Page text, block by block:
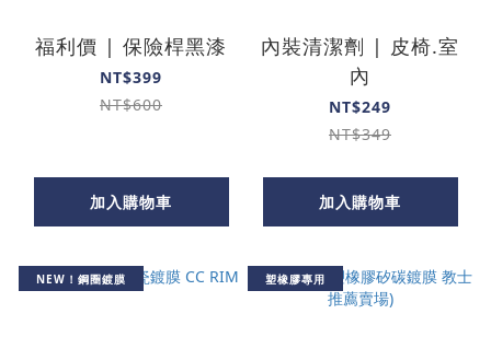
福利價 | 保險桿黑漆
NT$399
NT$600
加入購物車
內裝清潔劑 | 皮椅.室
內
NT$249
NT$349
加入購物車
NEW！鋼圈鍍膜 塑橡膠專用